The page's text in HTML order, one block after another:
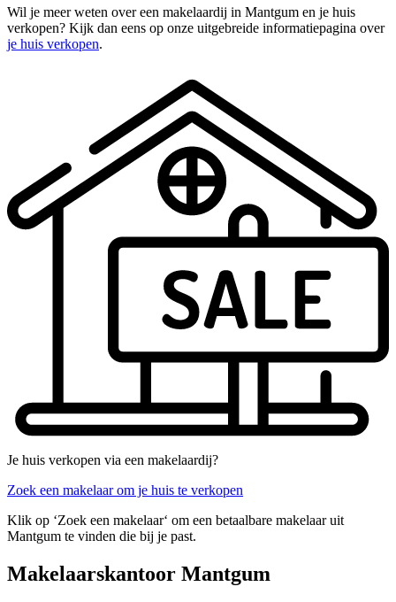
Wil je meer weten over een makelaardij in Mantgum en je huis
verkopen? Kijk dan eens op onze uitgebreide informatiepagina over
je huis verkopen.
Je huis verkopen via een makelaardij?
Zoek een makelaar om je huis te verkopen
Klik op ‘Zoek een makelaar‘ om een betaalbare makelaar uit
Mantgum te vinden die bij je past.
Makelaarskantoor Mantgum